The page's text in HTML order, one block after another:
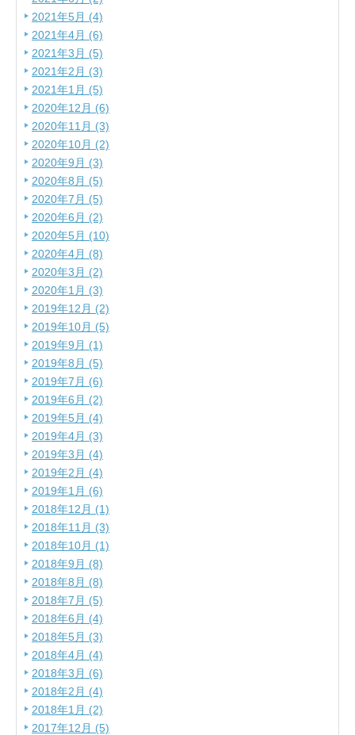
2021年5月 (4)
2021年4月 (6)
2021年3月 (5)
2021年2月 (3)
2021年1月 (5)
2020年12月 (6)
2020年11月 (3)
2020年10月 (2)
2020年9月 (3)
2020年8月 (5)
2020年7月 (5)
2020年6月 (2)
2020年5月 (10)
2020年4月 (8)
2020年3月 (2)
2020年1月 (3)
2019年12月 (2)
2019年10月 (5)
2019年9月 (1)
2019年8月 (5)
2019年7月 (6)
2019年6月 (2)
2019年5月 (4)
2019年4月 (3)
2019年3月 (4)
2019年2月 (4)
2019年1月 (6)
2018年12月 (1)
2018年11月 (3)
2018年10月 (1)
2018年9月 (8)
2018年8月 (8)
2018年7月 (5)
2018年6月 (4)
2018年5月 (3)
2018年4月 (4)
2018年3月 (6)
2018年2月 (4)
2018年1月 (2)
2017年12月 (5)